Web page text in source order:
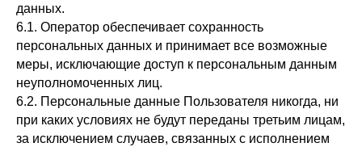
данных.
6.1. Оператор обеспечивает сохранность
персональных данных и принимает все возможные
меры, исключающие доступ к персональным данным
неуполномоченных лиц.
6.2. Персональные данные Пользователя никогда, ни
при каких условиях не будут переданы третьим лицам,
за исключением случаев, связанных с исполнением